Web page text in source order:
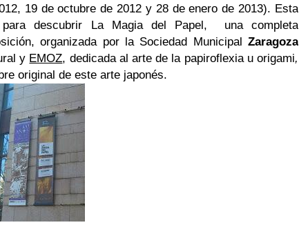
19 de octubre de 2012 y 28 de enero de 2013). Esta
descubrir La Magia del Papel, una completa
organizada por la Sociedad Municipal Zaragoza
y EMOZ, dedicada al arte de la papiroflexia u origami,
original de este arte japonés.